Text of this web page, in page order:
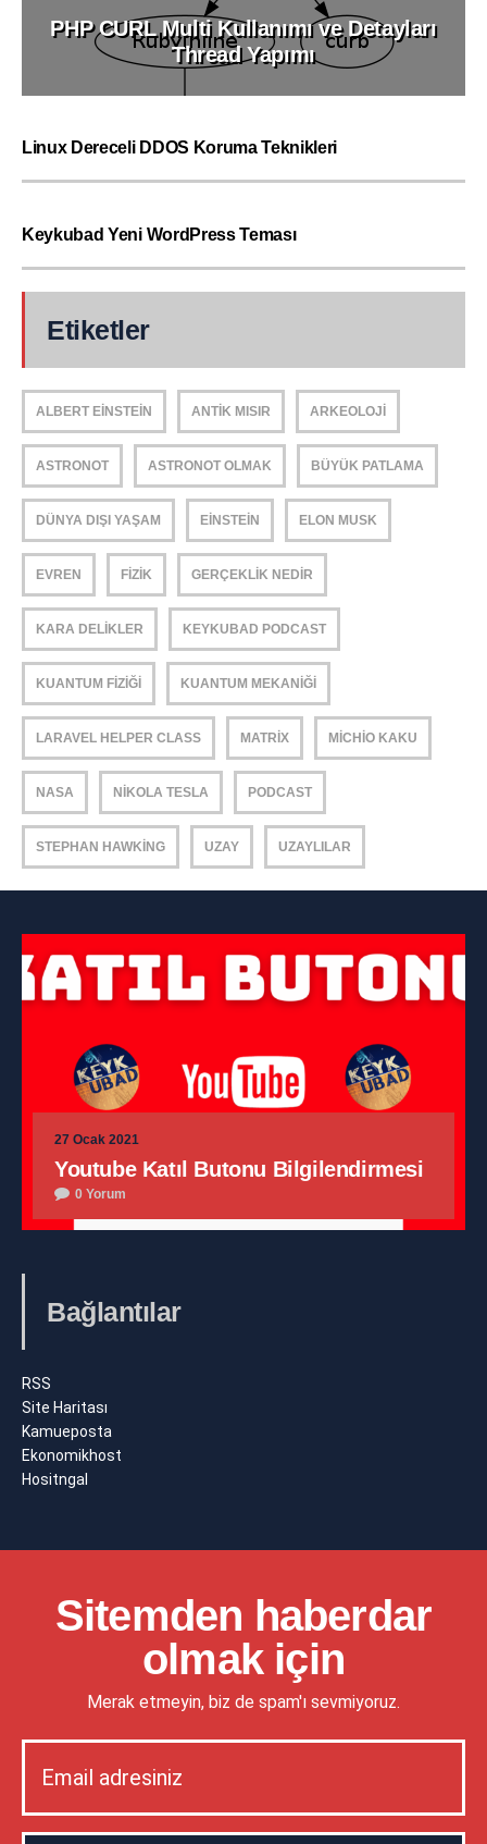
PHP CURL Multi Kullanımı ve Detayları
Thread Yapımı
Linux Dereceli DDOS Koruma Teknikleri
Keykubad Yeni WordPress Teması
Etiketler
ALBERT EINSTEIN ANTIK MISIR ARKEOLOJI
ASTRONOT ASTRONOT OLMAK BÜYÜK PATLAMA
DÜNYA DIŞI YAŞAM EINSTEIN ELON MUSK
EVREN FIZIK GERÇEKLIK NEDIR
KARA DELIKLER KEYKUBAD PODCAST
KUANTUM FIZIĞI KUANTUM MEKANIĞI
LARAVEL HELPER CLASS MATRIX MICHIO KAKU
NASA NIKOLA TESLA PODCAST
STEPHAN HAWKING UZAY UZAYLILAR
27 Ocak 2021
Youtube Katıl Butonu Bilgilendirmesi
0 Yorum
Bağlantılar
RSS
Site Haritası
Kamueposta
Ekonomikhost
Hositngal
Sitemden haberdar
olmak için
Merak etmeyin, biz de spam'ı sevmiyoruz.